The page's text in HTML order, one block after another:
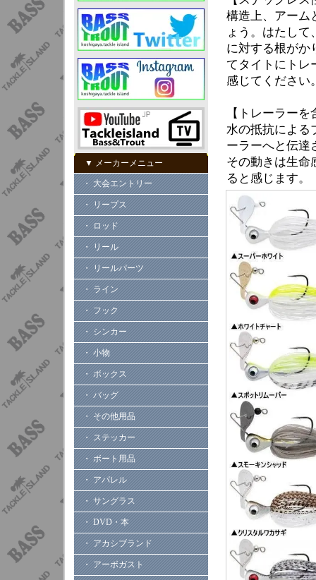
▼ メーカーメニュー
・ 大会エントリー
・ リープス
・ ロッド
・ リール
・ リールパーツ
・ ライン
・ フック
・ シンカー
・ 小物
・ ボックス
・ バッグ
・ その他用品
・ ステッカー
・ ボート用品
・ アパレル
・ サングラス
・ DVD・本
・ アカシブランド
・ アーボガスト
構造上、アーム
ょう。はたし
に対する根がか
てタイトにトレ
感じてください
【トレーラー
水の抵抗による
ーラーへと伝達
その動きは生命
ると感じます。